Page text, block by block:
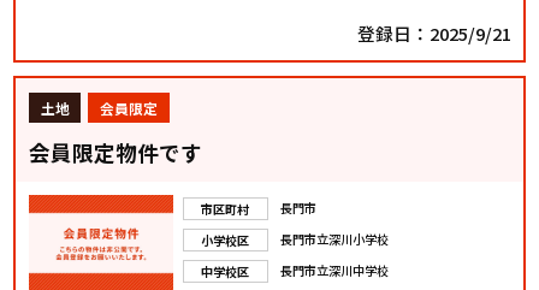
登録日：2025/9/21
土地 会員限定
会員限定物件です
市区町村
長門市
小学校区
長門市立深川小学校
中学校区
長門市立深川中学校